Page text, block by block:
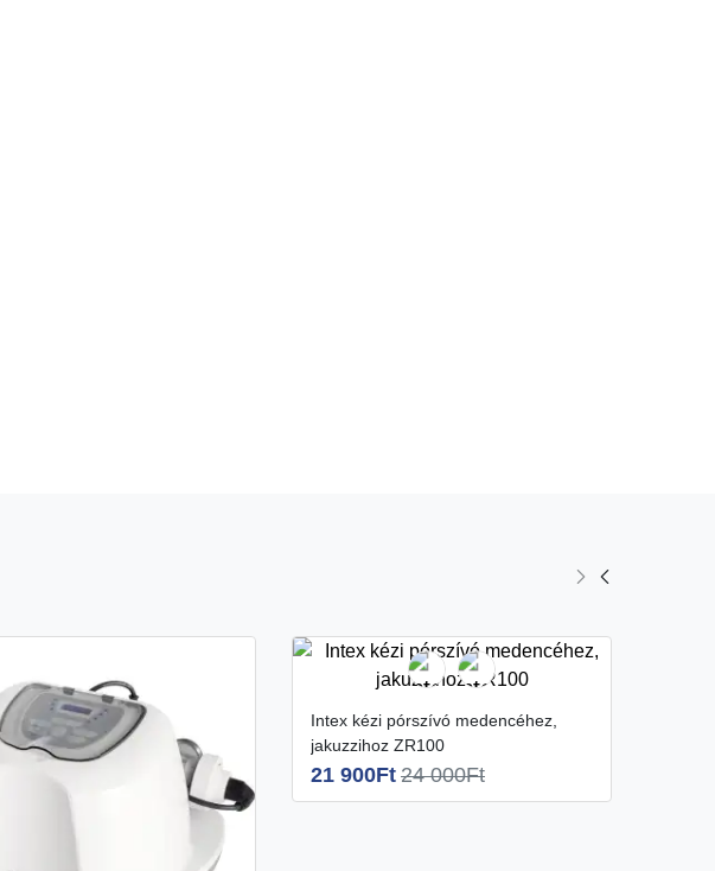
Intex kézi pórszívó medencéhez,
jakuzzihoz ZR100
21 900Ft 24 000Ft